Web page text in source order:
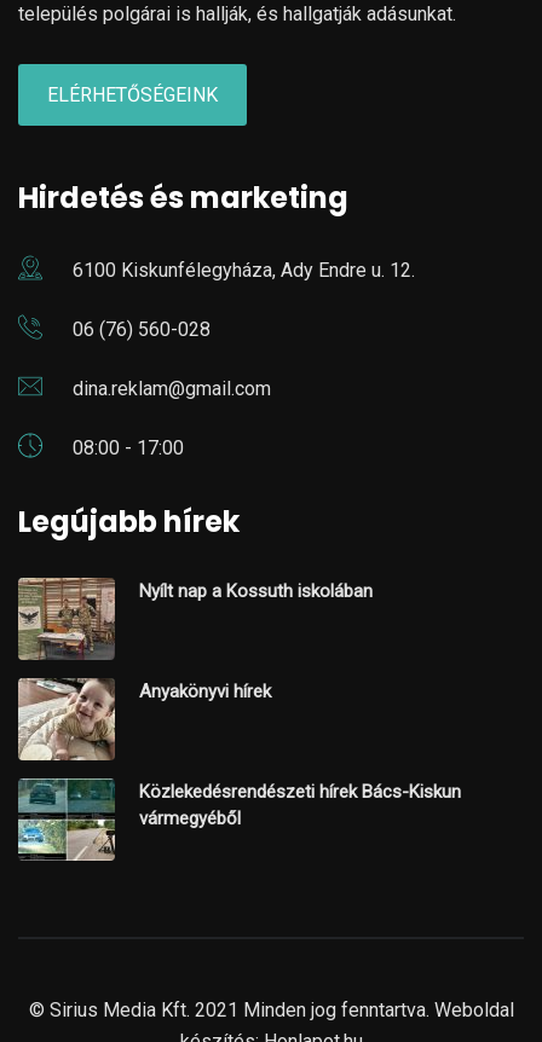
település polgárai is hallják, és hallgatják adásunkat.
ELÉRHETŐSÉGEINK
Hirdetés és marketing
6100 Kiskunfélegyháza, Ady Endre u. 12.
06 (76) 560-028
dina.reklam@gmail.com
08:00 - 17:00
Legújabb hírek
Nyílt nap a Kossuth iskolában
Anyakönyvi hírek
Közlekedésrendészeti hírek Bács-Kiskun
vármegyéből
© Sirius Media Kft. 2021 Minden jog fenntartva. Weboldal